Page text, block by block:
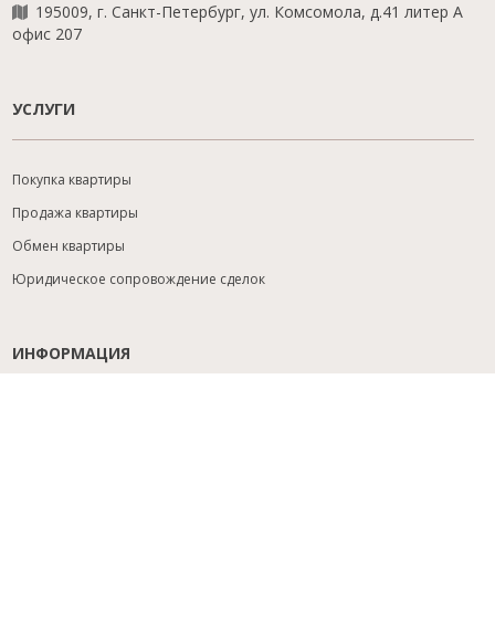
195009, г. Санкт-Петербург, ул. Комсомола, д.41 литер А
офис 207
УСЛУГИ
Покупка квартиры
Продажа квартиры
Обмен квартиры
Юридическое сопровождение сделок
ИНФОРМАЦИЯ